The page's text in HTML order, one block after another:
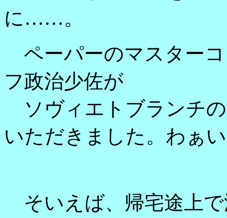
に……。
ペーパーのマスター
フ政治少佐が
ソヴィエトブランチ
いただきました。わぁ
そいえば、帰宅途上